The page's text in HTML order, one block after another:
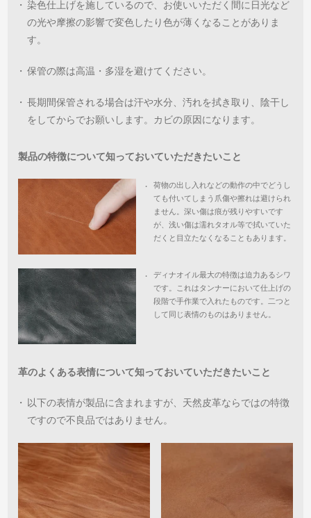
・ 染色仕上げを施しているので、お使いいただく間に日光など
の光や摩擦の影響で変色したり色が薄くなることがありま
す。
・ 保管の際は高温・多湿を避けてください。
・ 長期間保管される場合は汗や水分、汚れを拭き取り、陰干し
をしてからでお願いします。カビの原因になります。
製品の特徴について知っておいていただきたいこと
・
荷物の出し入れなどの動作の中でどうし
ても付いてしまう爪傷や擦れは避けられ
ません。深い傷は痕が残りやすいです
が、浅い傷は濡れタオル等で拭いていた
だくと目立たなくなることもあります。
・
ディナオイル最大の特徴は迫力あるシワ
です。これはタンナーにおいて仕上げの
段階で手作業で入れたものです。二つと
して同じ表情のものはありません。
革のよくある表情について知っておいていただきたいこと
・
以下の表情が製品に含まれますが、天然皮革ならではの特徴
ですので不良品ではありません。